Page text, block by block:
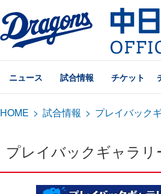
ニュース 試合情報 チケット
HOME > 試合情報 > プレイバック
プレイバックギャラリ